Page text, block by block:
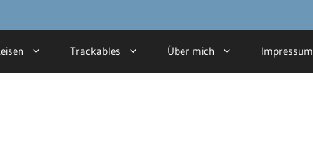
Trackables Über mich Impressum